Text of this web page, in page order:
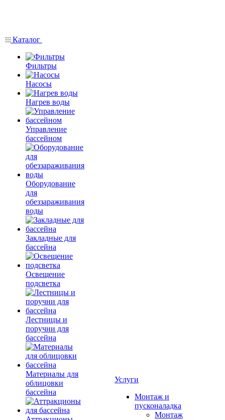
Каталог
Фильтры
Насосы
Нагрев воды
Управление
бассейном
Оборудование
для
обеззараживания
воды
Закладные для
бассейна
Освещение
подсветка
Лестницы и
поручни для
бассейна
Материалы для
облицовки
бассейна
Услуги
Монтаж и
пусконаладка
Монтаж